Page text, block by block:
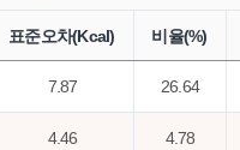
표준오차(Kcal) 비율(%)
7.87 26.64
4.46 4.78